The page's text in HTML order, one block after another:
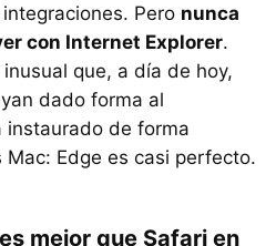
Pero nunca
con Internet Explorer.
que, a día de hoy,
dado forma al
instaurado de forma
Edge es casi perfecto.
mejor que Safari en